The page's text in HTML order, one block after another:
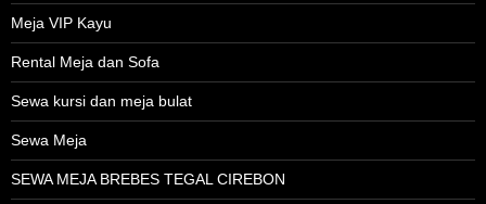
Meja VIP Kayu
Rental Meja dan Sofa
Sewa kursi dan meja bulat
Sewa Meja
SEWA MEJA BREBES TEGAL CIREBON